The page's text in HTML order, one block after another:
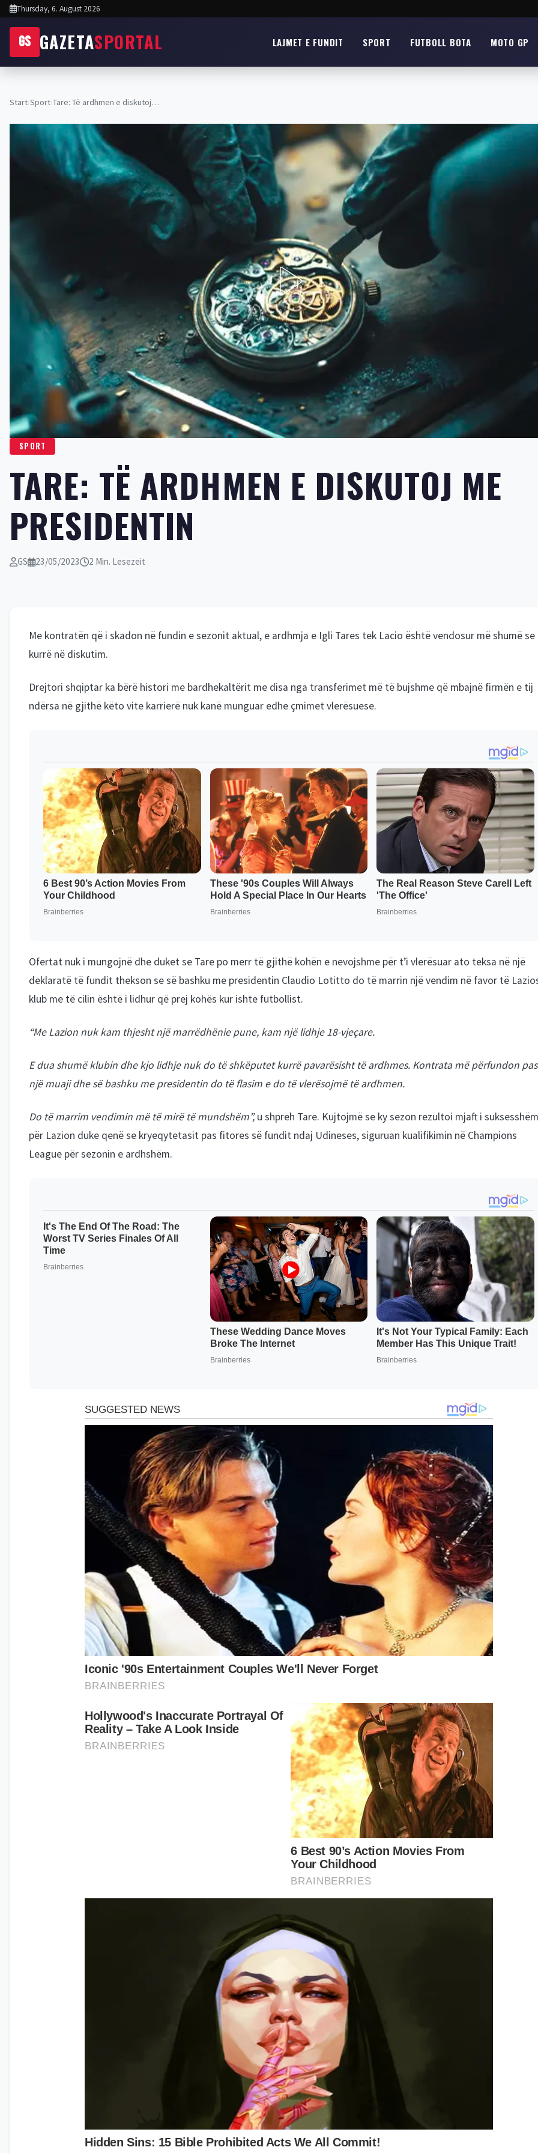
Thursday, 6. August 2026
GS GAZETASPORTAL LAJMET E FUNDIT SPORT FUTBOLL BOTA MOTO GP
Start›Sport›Tare: Të ardhmen e diskutoj…
SPORT
TARE: TË ARDHMEN E DISKUTOJ ME
PRESIDENTIN
GS 23/05/2023 2 Min. Lesezeit
Me kontratën që i skadon në fundin e sezonit aktual, e ardhmja e Igli Tares tek Lacio është vendosur më shumë se
kurrë në diskutim.
Drejtori shqiptar ka bërë histori me bardhekaltërit me disa nga transferimet më të bujshme që mbajnë firmën e tij
ndërsa në gjithë këto vite karrierë nuk kanë munguar edhe çmimet vlerësuese.
Ofertat nuk i mungojnë dhe duket se Tare po merr të gjithë kohën e nevojshme për t’i vlerësuar ato teksa në një
deklaratë të fundit thekson se së bashku me presidentin Claudio Lotitto do të marrin një vendim në favor të
klub me të cilin është i lidhur që prej kohës kur ishte futbollist.
“Me Lazion nuk kam thjesht një marrëdhënie pune, kam një lidhje 18-vjeçare.
E dua shumë klubin dhe kjo lidhje nuk do të shkëputet kurrë pavarësisht të ardhmes. Kontrata më përfundon pas
një muaji dhe së bashku me presidentin do të flasim e do të vlerësojmë të ardhmen.
Do të marrim vendimin më të mirë të mundshëm”,u shpreh Tare. Kujtojmë se ky sezon rezultoi mjaft i suksesshëm
për Lazion duke qenë se kryeqytetasit pas fitores së fundit ndaj Udineses, siguruan kualifikimin në Champions
League për sezonin e ardhshëm.